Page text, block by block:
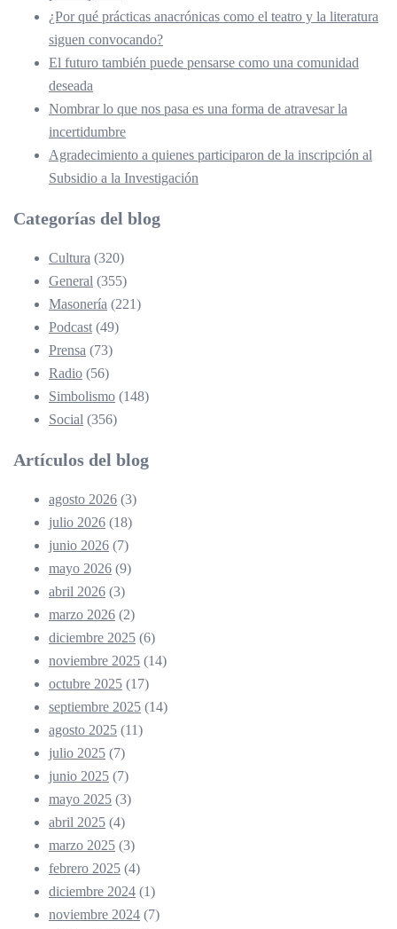
¿Por qué prácticas anacrónicas como el teatro y la literatura
siguen convocando?
El futuro también puede pensarse como una comunidad
deseada
Nombrar lo que nos pasa es una forma de atravesar la
incertidumbre
Agradecimiento a quienes participaron de la inscripción al
Subsidio a la Investigación
Categorías del blog
Cultura (320)
General (355)
Masonería (221)
Podcast (49)
Prensa (73)
Radio (56)
Simbolismo (148)
Social (356)
Artículos del blog
agosto 2026 (3)
julio 2026 (18)
junio 2026 (7)
mayo 2026 (9)
abril 2026 (3)
marzo 2026 (2)
diciembre 2025 (6)
noviembre 2025 (14)
octubre 2025 (17)
septiembre 2025 (14)
agosto 2025 (11)
julio 2025 (7)
junio 2025 (7)
mayo 2025 (3)
abril 2025 (4)
marzo 2025 (3)
febrero 2025 (4)
diciembre 2024 (1)
noviembre 2024 (7)